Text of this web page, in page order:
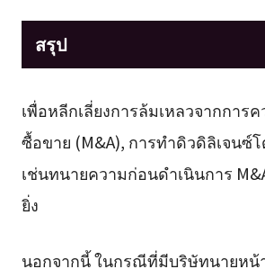
สรุป
เพื่อหลีกเลี่ยงการล้มเหลวจากการ
ซื้อขาย (M&A), การทำดิวดิลิเจนซ์
เช่นทนายความก่อนดำเนินการ
ยิ่ง
นอกจากนี้ ในกรณีที่มีบริษัทนายหน้